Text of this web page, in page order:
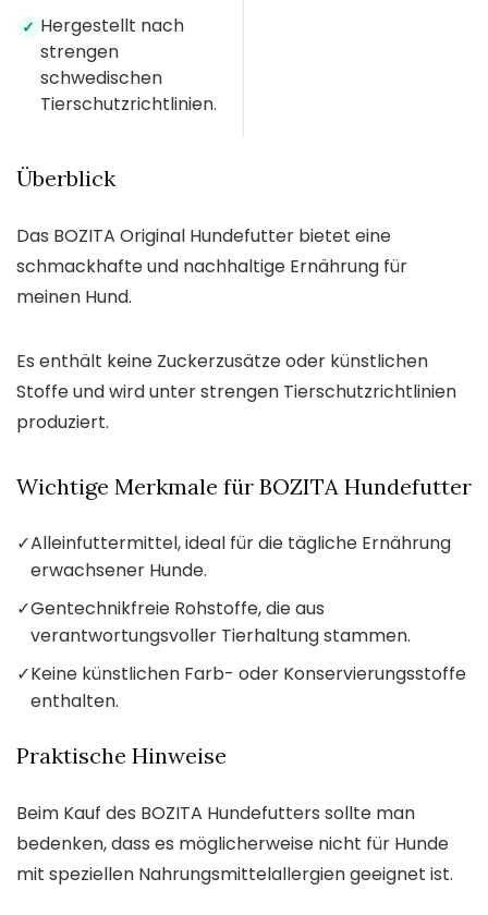
✓ Hergestellt nach
strengen
schwedischen
Tierschutzrichtlinien.
Überblick
Das BOZITA Original Hundefutter bietet eine
schmackhafte und nachhaltige Ernährung für
meinen Hund.
Es enthält keine Zuckerzusätze oder künstlichen
Stoffe und wird unter strengen Tierschutzrichtlinien
produziert.
Wichtige Merkmale für BOZITA Hundefutter
✓Alleinfuttermittel, ideal für die tägliche Ernährung
erwachsener Hunde.
✓Gentechnikfreie Rohstoffe, die aus
verantwortungsvoller Tierhaltung stammen.
✓Keine künstlichen Farb- oder Konservierungsstoffe
enthalten.
Praktische Hinweise
Beim Kauf des BOZITA Hundefutters sollte man
bedenken, dass es möglicherweise nicht für Hunde
mit speziellen Nahrungsmittelallergien geeignet ist.